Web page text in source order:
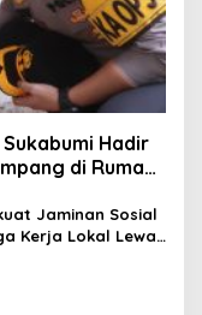
Hadir
di Rumah
Jaminan Sosial
Kerja Lokal Lewat